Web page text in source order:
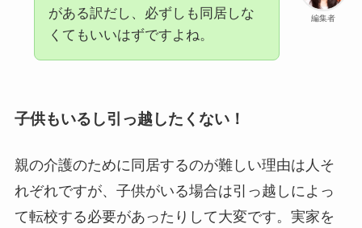
編集者
がある訳だし、必ずしも同居しな
くてもいいはずですよね。
子供もいるし引っ越したくない！
親の介護のために同居するのが難しい理由は人そ
れぞれですが、子供がいる場合は引っ越しによっ
て転校する必要があったりして大変です。実家を